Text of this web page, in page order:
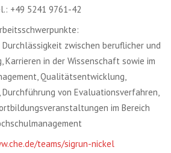
+49 5241 9761-42
zwischen beruflicher und
Karrieren in der Wissenschaft sowie im
Qualitätsentwicklung,
Durchführung von Evaluationsverfahren,
im Bereich
teams/sigrun-nickel